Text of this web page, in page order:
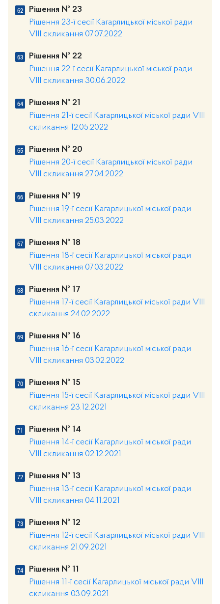
Рішення № 23
Рішення 23-ї сесії Кагарлицької міської ради
VIII скликання 07.07.2022
Рішення № 22
Рішення 22-ї сесії Кагарлицької міської ради
VIII скликання 30.06.2022
Рішення № 21
Рішення 21-ї сесії Кагарлицької міської ради VIII
скликання 12.05.2022
Рішення № 20
Рішення 20-ї сесії Кагарлицької міської ради
VIII скликання 27.04.2022
Рішення № 19
Рішення 19-ї сесії Кагарлицької міської ради
VIII скликання 25.03.2022
Рішення № 18
Рішення 18-ї сесії Кагарлицької міської ради
VIII скликання 07.03.2022
Рішення № 17
Рішення 17-ї сесії Кагарлицької міської ради VIII
скликання 24.02.2022
Рішення № 16
Рішення 16-ї сесії Кагарлицької міської ради
VIII скликання 03.02.2022
Рішення № 15
Рішення 15-ї сесії Кагарлицької міської ради VIII
скликання 23.12.2021
Рішення № 14
Рішення 14-ї сесії Кагарлицької міської ради
VIII скликання 02.12.2021
Рішення № 13
Рішення 13-ї сесії Кагарлицької міської ради
VIII скликання 04.11.2021
Рішення № 12
Рішення 12-ї сесії Кагарлицької міської ради VIII
скликання 21.09.2021
Рішення № 11
Рішення 11-ї сесії Кагарлицької міської ради VIII
скликання 03.09.2021